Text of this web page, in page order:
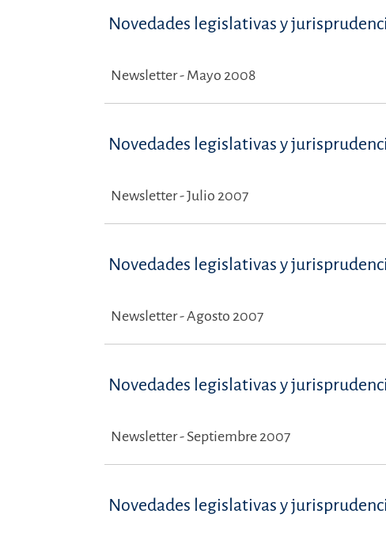
Novedades legislativas y
Newsletter - Mayo 2008
Novedades legislativas y
Newsletter - Julio 2007
Novedades legislativas y
Newsletter - Agosto 2007
Novedades legislativas y
Newsletter - Septiembre 2007
Novedades legislativas y